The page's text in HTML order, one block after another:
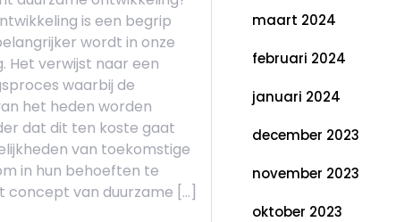
is een begrip
wordt in onze
Het verwijst naar een
waarbij de
het heden worden
dat dit ten koste gaat
van toekomstige
in hun behoeften te
concept van duurzame […]
maart 2024
februari 2024
januari 2024
december 2023
november 2023
oktober 2023